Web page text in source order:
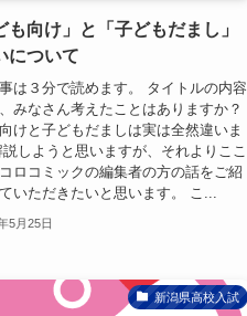
も向け」と「子どもだまし」
について
は３分で読めます。 タイトルの内容
みなさん考えたことはありますか？
けと子どもだましは実は全然違いま
しようと思いますが、それよりここ
ロコミックの編集者の方の話をご紹
いただきたいと思います。 こ...
5月25日
新潟県高校入試